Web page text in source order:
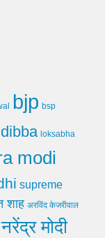
bjp bsp
loksabha
modi
supreme
शाह अरविंद केजरीवाल
नरेंद्र मोदी